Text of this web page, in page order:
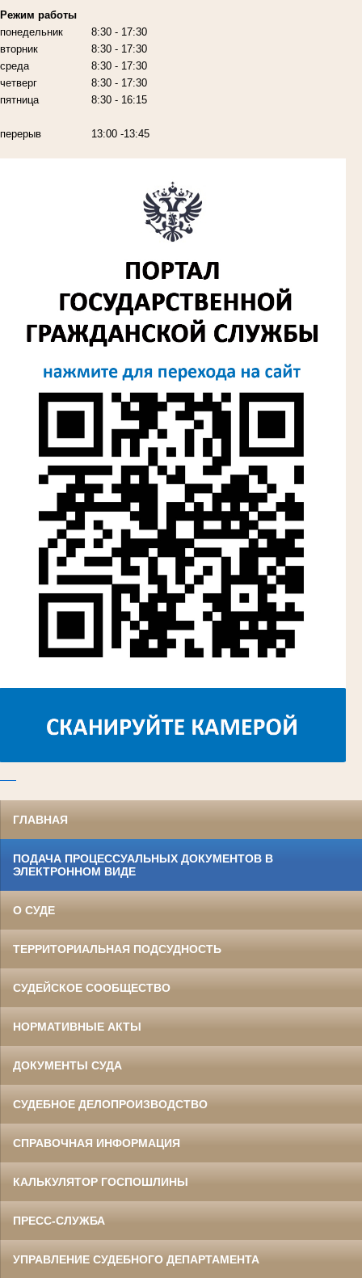
Режим работы
понедельник
вторник
среда
четверг
пятница
перерыв
8:30 - 17:30
8:30 - 17:30
8:30 - 17:30
8:30 - 17:30
8:30 - 16:15
13:00 -13:45
ГЛАВНАЯ
ПОДАЧА ПРОЦЕССУАЛЬНЫХ ДОКУМЕНТОВ В
ЭЛЕКТРОННОМ ВИДЕ
О СУДЕ
ТЕРРИТОРИАЛЬНАЯ ПОДСУДНОСТЬ
СУДЕЙСКОЕ СООБЩЕСТВО
НОРМАТИВНЫЕ АКТЫ
ДОКУМЕНТЫ СУДА
СУДЕБНОЕ ДЕЛОПРОИЗВОДСТВО
СПРАВОЧНАЯ ИНФОРМАЦИЯ
КАЛЬКУЛЯТОР ГОСПОШЛИНЫ
ПРЕСС-СЛУЖБА
УПРАВЛЕНИЕ СУДЕБНОГО ДЕПАРТАМЕНТА